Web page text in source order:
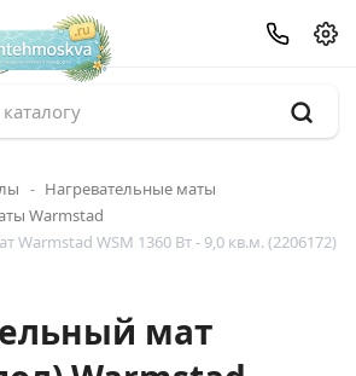
Нагревательные маты
Warmstad
Warmstad WSM 1360 Вт - 9,0 кв.м. (2206172)
мат